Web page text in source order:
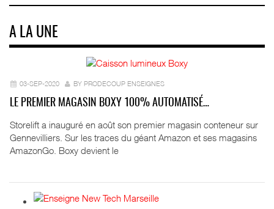
A LA UNE
03-SEP-2020 BY PRODECOUP ENSEIGNES
LE PREMIER MAGASIN BOXY 100% AUTOMATISÉ…
Storelift a inauguré en août son premier magasin conteneur sur
Gennevilliers. Sur les traces du géant Amazon et ses magasins
AmazonGo. Boxy devient le